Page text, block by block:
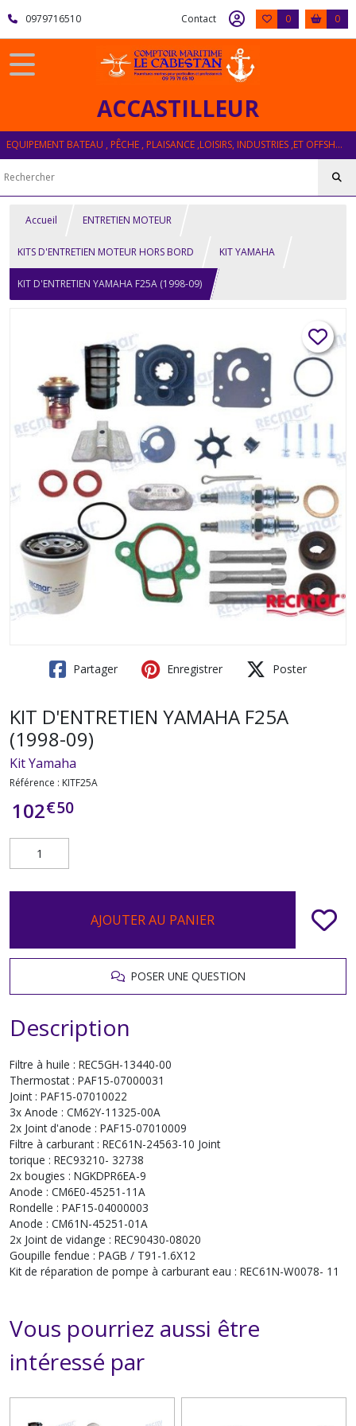
0979716510 Contact 0 0
ACCASTILLEUR
EQUIPEMENT BATEAU , PÊCHE , PLAISANCE ,LOISIRS, INDUSTRIES ,ET OFFSHORE
Accueil ENTRETIEN MOTEUR
KITS D'ENTRETIEN MOTEUR HORS BORD KIT YAMAHA
KIT D'ENTRETIEN YAMAHA F25A (1998-09)
Partager Enregistrer Poster
KIT D'ENTRETIEN YAMAHA F25A
(1998-09)
Kit Yamaha
Référence : KITF25A
102€50
AJOUTER AU PANIER
POSER UNE QUESTION
Description
Filtre à huile : REC5GH-13440-00
Thermostat : PAF15-07000031
Joint : PAF15-07010022
3x Anode : CM62Y-11325-00A
2x Joint d'anode : PAF15-07010009
Filtre à carburant : REC61N-24563-10 Joint
torique : REC93210- 32738
2x bougies : NGKDPR6EA-9
Anode : CM6E0-45251-11A
Rondelle : PAF15-04000003
Anode : CM61N-45251-01A
2x Joint de vidange : REC90430-08020
Goupille fendue : PAGB / T91-1.6X12
Kit de réparation de pompe à carburant eau : REC61N-W0078- 11
Vous pourriez aussi être
intéressé par